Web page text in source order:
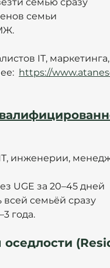
семью сразу
семьи
IT,
https://
инженерии,
UGE за 20–45 дней
семьёй сразу
года.